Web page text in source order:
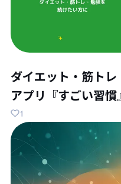
ダイエット・筋ト
アプリ『すごい習
1